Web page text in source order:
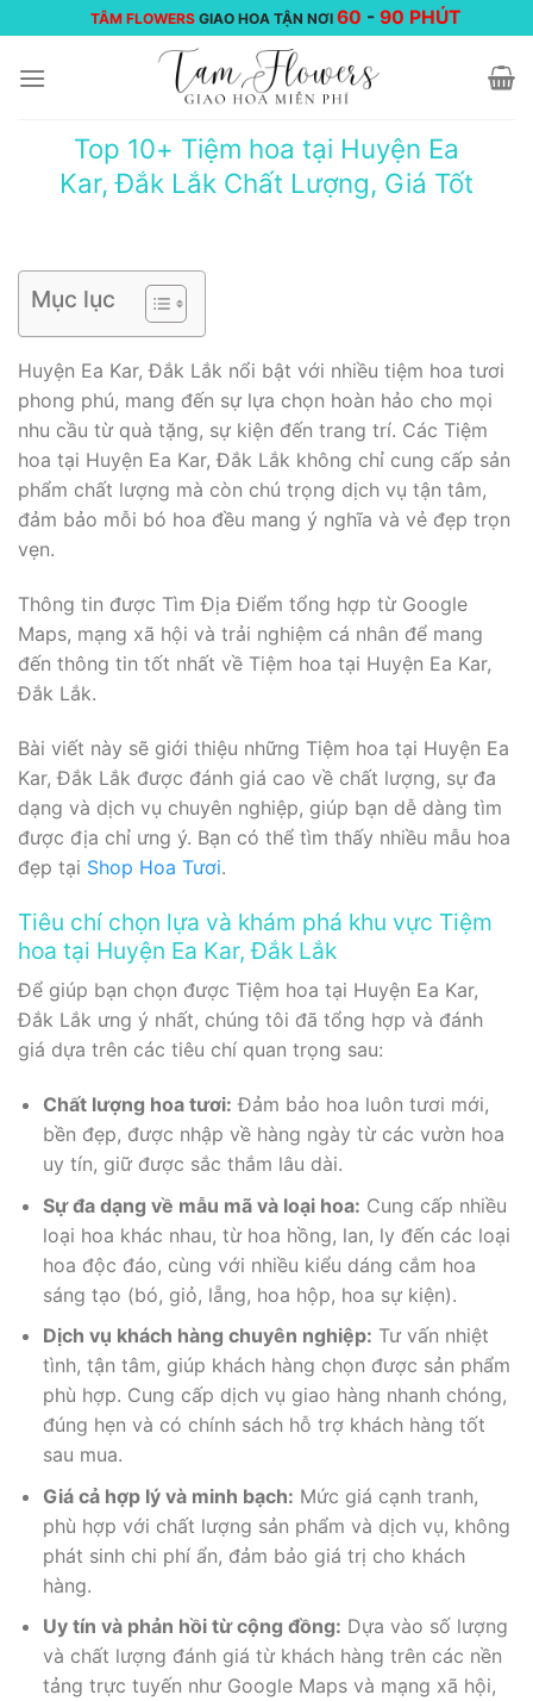
đến
nội
TÂM FLOWERS GIAO HOA TẬN NƠI 60 -90 PHÚT
Top 10+ Tiệm hoa tại Huyện Ea
Kar, Đắk Lắk Chất Lượng, Giá Tốt
Mục lục
Huyện Ea Kar, Đắk Lắk nổi bật với nhiều tiệm hoa tươi
phong phú, mang đến sự lựa chọn hoàn hảo cho mọi
nhu cầu từ quà tặng, sự kiện đến trang trí. Các Tiệm
hoa tại Huyện Ea Kar, Đắk Lắk không chỉ cung cấp sản
phẩm chất lượng mà còn chú trọng dịch vụ tận tâm,
đảm bảo mỗi bó hoa đều mang ý nghĩa và vẻ đẹp trọn
vẹn.
Thông tin được Tìm Địa Điểm tổng hợp từ Google
Maps, mạng xã hội và trải nghiệm cá nhân để mang
đến thông tin tốt nhất về Tiệm hoa tại Huyện Ea Kar,
Đắk Lắk.
Bài viết này sẽ giới thiệu những Tiệm hoa tại Huyện Ea
Kar, Đắk Lắk được đánh giá cao về chất lượng, sự đa
dạng và dịch vụ chuyên nghiệp, giúp bạn dễ dàng tìm
được địa chỉ ưng ý. Bạn có thể tìm thấy nhiều mẫu hoa
đẹp tại Shop Hoa Tươi.
Tiêu chí chọn lựa và khám phá khu vực Tiệm
hoa tại Huyện Ea Kar, Đắk Lắk
Để giúp bạn chọn được Tiệm hoa tại Huyện Ea Kar,
Đắk Lắk ưng ý nhất, chúng tôi đã tổng hợp và đánh
giá dựa trên các tiêu chí quan trọng sau:
Chất lượng hoa tươi: Đảm bảo hoa luôn tươi mới,
bền đẹp, được nhập về hàng ngày từ các vườn hoa
uy tín, giữ được sắc thắm lâu dài.
Sự đa dạng về mẫu mã và loại hoa: Cung cấp nhiều
loại hoa khác nhau, từ hoa hồng, lan, ly đến các loại
hoa độc đáo, cùng với nhiều kiểu dáng cắm hoa
sáng tạo (bó, giỏ, lẵng, hoa hộp, hoa sự kiện).
Dịch vụ khách hàng chuyên nghiệp: Tư vấn nhiệt
tình, tận tâm, giúp khách hàng chọn được sản phẩm
phù hợp. Cung cấp dịch vụ giao hàng nhanh chóng,
đúng hẹn và có chính sách hỗ trợ khách hàng tốt
sau mua.
Giá cả hợp lý và minh bạch: Mức giá cạnh tranh,
phù hợp với chất lượng sản phẩm và dịch vụ, không
phát sinh chi phí ẩn, đảm bảo giá trị cho khách
hàng.
Uy tín và phản hồi từ cộng đồng: Dựa vào số lượng
và chất lượng đánh giá từ khách hàng trên các nền
tảng trực tuyến như Google Maps và mạng xã hội,